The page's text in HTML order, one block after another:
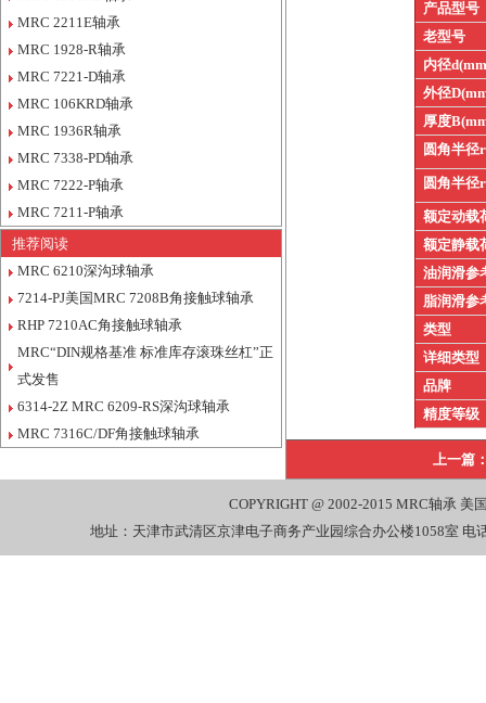
MRC 2211E轴承
MRC 1928-R轴承
MRC 7221-D轴承
MRC 106KRD轴承
MRC 1936R轴承
MRC 7338-PD轴承
MRC 7222-P轴承
MRC 7211-P轴承
推荐阅读
MRC 6210深沟球轴承
7214-PJ美国MRC 7208B角接触球轴承
RHP 7210AC角接触球轴承
MRC“DIN规格基准 标准库存滚珠丝杠”正
式发售
6314-2Z MRC 6209-RS深沟球轴承
MRC 7316C/DF角接触球轴承
产品型号
老型号
内径
外径
厚度
圆角半径r
圆角半径r
额定动载
额定静载
油润滑参
脂润滑参
类型
详细类型
品牌
精度等级
上一篇
COPYRIGHT @ 2002-2015 MRC轴承 美
地址：天津市武清区京津电子商务产业园综合办公楼1058室 电